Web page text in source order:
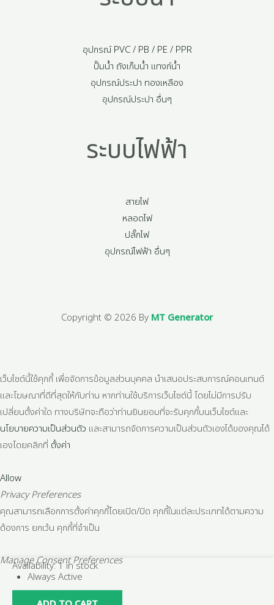
อุปกรณ์ PVC / PB / PE / PPR
ปั๊มน้ำ ถังเก็บน้ำ แทงก์น้ำ
อุปกรณ์ประปา ทองเหลือง
อุปกรณ์ประปา อื่นๆ
ระบบไฟฟ้า
สายไฟ
หลอดไฟ
ปลั๊กไฟ
อุปกรณ์ไฟฟ้า อื่นๆ
Copyright © 2026 By MT Generator
เว็บไซต์นี้ใช้คุกกี้ เพื่อจัดการข้อมูลส่วนบุคคล นำเสนอประสบการณ์คอนเทนต์
และโฆษณาที่ดีที่สุดให้กับท่าน หากท่านใช้บริการเว็บไซต์นี้ โดยไม่มีการปรับ
เปลี่ยนตั้งค่าใด ทางบริษัทจะถือว่าท่านยินยอมที่จะรับคุกกี้บนเว็บไซต์และ
นโยบายความเป็นส่วนตัว และสามารถจัดการความเป็นส่วนตัวเองได้ของคุณได้
เองโดยคลิกที่ ตั้งค่า
Allow
Privacy Preferences
คุณสามารถเลือกการตั้งค่าคุกกี้โดยเปิด/ปิด คุกกี้ในแต่ละประเภทได้ตามความ
ต้องการ ยกเว้น คุกกี้ที่จำเป็น
Manage Consent Preferences
Always Active
Availability:1 in stock
1
ชิ้น/